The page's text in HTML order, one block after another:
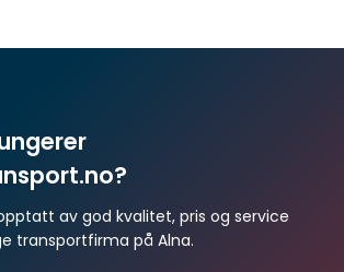
av god kvalitet, pris og service
transportfirma på Alna.